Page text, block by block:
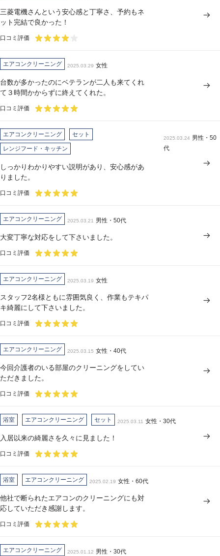
三菱電機さんという安心感と丁寧さ、予約もネ
ット完結で良かった！
口コミ評価
エアコンクリーニング 2025.03.29 女性
台数が多かったのにベテランが二人も来てくれ
て３時間かからずに終えてくれた。
口コミ評価
エアコンクリーニング セット
レンジフード・キッチン
2025.03.24 男性・50
代
しっかりわかりやすい説明があり、安心感があ
りました。
口コミ評価
エアコンクリーニング 2025.03.21 男性・50代
大変丁寧な対応をして下さいました。
口コミ評価
エアコンクリーニング 2025.03.19 女性
スタッフ2名様ともに雰囲気良く、作業もテキパ
キ綺麗にして下さいました。
口コミ評価
エアコンクリーニング 2025.03.15 女性・40代
今回介護者のいる部屋のクリーニングをしてい
ただきました。
口コミ評価
浴室 エアコンクリーニング セット 2025.03.11 女性・30代
入居以来の綺麗さを久々に見ました！
口コミ評価
浴室 エアコンクリーニング 2025.02.19 女性・60代
他社で断られたエアコンのクリーニングにも対
応していただき感謝します。
口コミ評価
エアコンクリーニング 2025.01.12 男性・30代